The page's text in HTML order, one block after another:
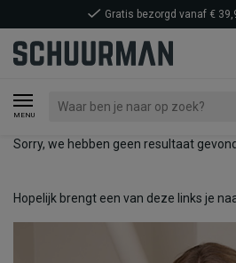
MENU
Gratis bezorgd vanaf €
Sorry, we hebben geen resultaat
Hopelijk brengt een van deze links je